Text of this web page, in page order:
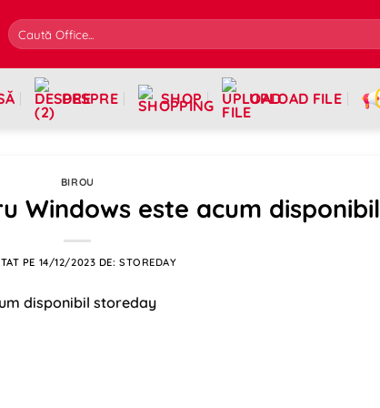
DESPRE SHOP UPLOAD FILE
BIROU
Windows este acum disponibil
PE 14/12/2023 DE:STOREDAY